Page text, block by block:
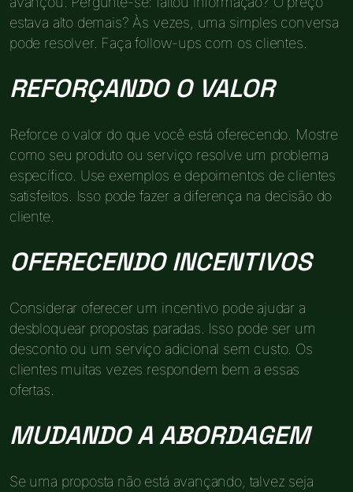
estava alto demais? Às vezes, uma simples conversa
pode resolver. Faça follow-ups com os clientes.
REFORÇANDO O VALOR
Reforce o valor do que você está oferecendo. Mostre
como seu produto ou serviço resolve um problema
específico. Use exemplos e depoimentos de clientes
satisfeitos. Isso pode fazer a diferença na decisão do
cliente.
OFERECENDO INCENTIVOS
Considerar oferecer um incentivo pode ajudar a
desbloquear propostas paradas. Isso pode ser um
desconto ou um serviço adicional sem custo. Os
clientes muitas vezes respondem bem a essas
ofertas.
MUDANDO A ABORDAGEM
Se uma proposta não está avançando, talvez seja